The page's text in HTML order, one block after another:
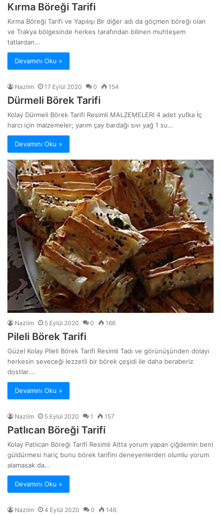
Kırma Böreği Tarifi
Kırma Böreği Tarifi ve Yapılışı Bir diğer adı da göçmen böreği olan
ve Trakya bölgesinde herkes tarafından bilinen muhteşem
tatlardan…
Devamını Oku »
Nazlim 17 Eylül 2020 0 154
Dürmeli Börek Tarifi
Kolay Dürmeli Börek Tarifi Resimli MALZEMELERI 4 adet yufka İç
harcı için malzemeler; yarım çay bardağı sıvı yağ 1 su…
Devamını Oku »
Nazlim 5 Eylül 2020 0 166
Pileli Börek Tarifi
Güzel Kolay Pileli Börek Tarifi Resimli Tadı ve görünüşünden dolayı
herkesin seveceği lezzetli bir börek çeşidi ile daha beraberiz
dostlar.…
Devamını Oku »
Nazlim 5 Eylül 2020 1 157
Patlıcan Böreği Tarifi
Kolay Patlıcan Böreği Tarifi Resimli Altta yorum yapan çiğdemin beni
güldürmesi hariç bunu börek tarifini deneyenlerden olumlu yorum
alamasak da…
Devamını Oku »
Nazlim 4 Eylül 2020 0 146